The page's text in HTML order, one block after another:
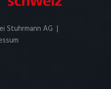
Stuhrmann AG |